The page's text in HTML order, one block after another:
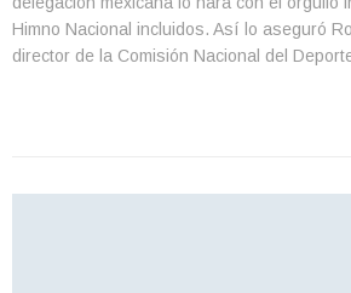
Himno Nacional incluidos. Así lo aseguró
director de la Comisión Nacional del